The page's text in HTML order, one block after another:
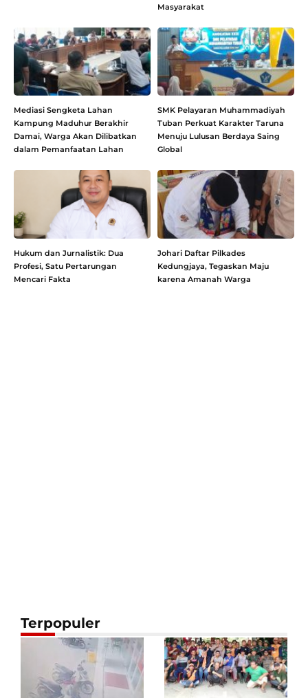
Masyarakat
Mediasi Sengketa Lahan
Kampung Maduhur Berakhir
Damai, Warga Akan Dilibatkan
dalam Pemanfaatan Lahan
SMK Pelayaran Muhammadiyah
Tuban Perkuat Karakter Taruna
Menuju Lulusan Berdaya Saing
Global
Hukum dan Jurnalistik: Dua
Profesi, Satu Pertarungan
Mencari Fakta
Johari Daftar Pilkades
Kedungjaya, Tegaskan Maju
karena Amanah Warga
Terpopuler